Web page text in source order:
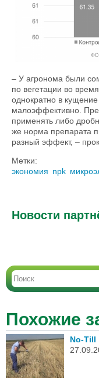
– У агронома были
по вегетации во
однократно в кущение
малоэффективно.
применять либо
же норма препарата
разный эффект, –
Метки:
экономия npk
Новости
Похожие
No-Till